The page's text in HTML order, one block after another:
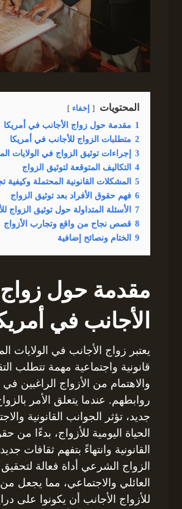
المحتويات إخفاء
1 مقدمة حول زواج الأجانب في أمريكا
2 متطلبات الزواج للأجانب في أمريكا
3 إجراءات توثيق الزواج في الولايات
4 التكاليف المتوقعة لتوثيق الزواج
5 المشكلات القانونية المحتملة وكيفية
6 فهم حقوق الأفراد بعد توثيق الزواج
7 الأسئلة المتداولة حول توثيق الزواج
8 قصص نجاح من واقع وتجارب الأزواج
9 الختام ونصائح إضافية
مقدمة حول زواج
الأجانب في
يعتبر زواج الأجانب في الولايات
قانونية واجتماعية مهمة تتطلب
والاهتمام من الأزواج الراغبين في
روابطهم. عندما يتعلق الأمر
جديد، تؤثر الجوانب القانونية
الحياة اليومية للأزواج، بدءًا من
القانونية وانتهاءً بتفهم ثقافات
الزواج الشرعي أداة فعالة لتحقيق
العائلي والاجتماعي، مما يجعل
للأزواج الأجانب أن يكونوا على